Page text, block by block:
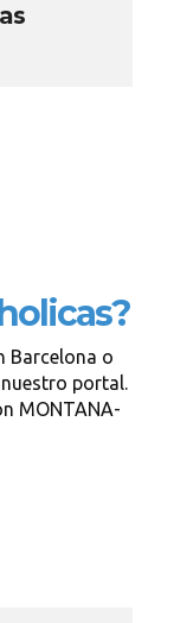
Barcelona o
portal.
MONTANA-